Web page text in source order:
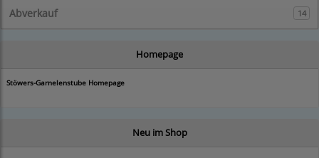
Abverkauf 14
Homepage
Stöwers-Garnelenstube Homepage
Neu im Shop